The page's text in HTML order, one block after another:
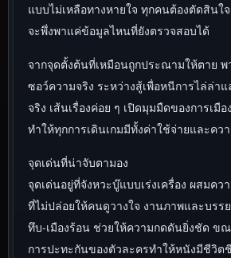
แบบไม่เหลือทางหายใจ ทุกคนต้องตัดสินใ
จะพึ่งพาแค่ข้อมูลไหนที่ยังตรวจสอบได้
จากจุดตั้งต้นที่เหมือนถูกประณามให้ตาย พ
ซอว์ความจริง ระหว่างสู้เพื่อหนีการไล่ล่า
จริง เส้นเรื่องค่อย ๆ เปิดมุมมืดของการเมื
ทำให้ทุกการเดินเกมมีทั้งค่าใช้จ่ายและคว
จุดเด่นที่น่าจับตามอง
จุดเด่นอยู่ที่จังหวะบู๊แบบเร่งเครื่อง ผสมคว
ที่ไม่ปล่อยให้คนดูวางใจ งานภาพและบรร
ทึบ-เมืองร้อน ช่วยให้ความกดดันยิ่งชัด ข
การปะทะกันของตัวละครทำให้หนังมีชีวิ